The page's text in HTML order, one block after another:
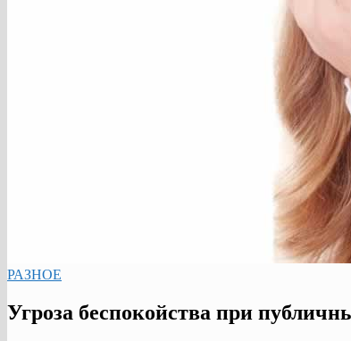
РАЗНОЕ
Угроза беспокойства при